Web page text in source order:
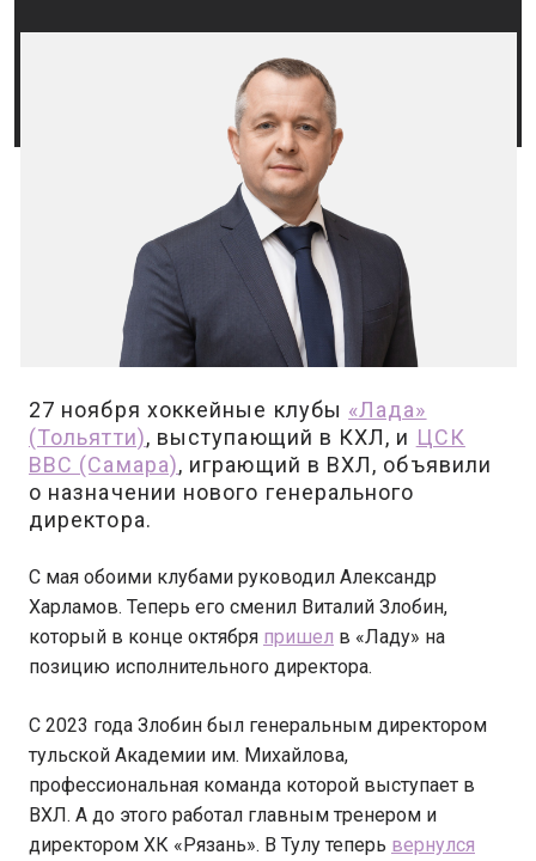
27 ноября хоккейные клубы «Лада»
(Тольятти), выступающий в КХЛ, и ЦСК
ВВС (Самара), играющий в ВХЛ, объявили
о назначении нового генерального
директора.
С мая обоими клубами руководил Александр
Харламов. Теперь его сменил Виталий Злобин,
который в конце октября пришел в «Ладу» на
позицию исполнительного директора.
С 2023 года Злобин был генеральным директором
тульской Академии им. Михайлова,
профессиональная команда которой выступает в
ВХЛ. А до этого работал главным тренером и
директором ХК «Рязань». В Тулу теперь вернулся